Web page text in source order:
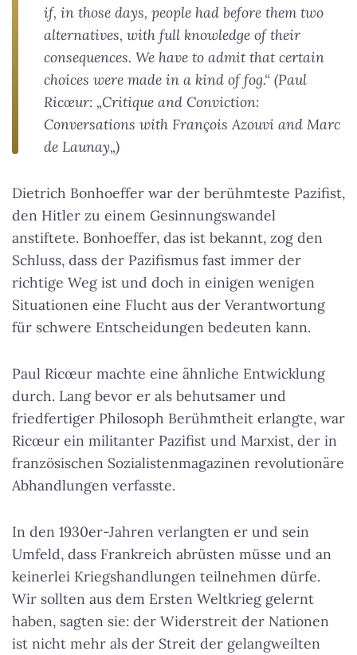
if, in those days, people had before them two
alternatives, with full knowledge of their
consequences. We have to admit that certain
choices were made in a kind of fog.“ (Paul
Ricœur: „Critique and Conviction:
Conversations with François Azouvi and Marc
de Launay„)
Dietrich Bonhoeffer war der berühmteste Pazifist,
den Hitler zu einem Gesinnungswandel
anstiftete. Bonhoeffer, das ist bekannt, zog den
Schluss, dass der Pazifismus fast immer der
richtige Weg ist und doch in einigen wenigen
Situationen eine Flucht aus der Verantwortung
für schwere Entscheidungen bedeuten kann.
Paul Ricœur machte eine ähnliche Entwicklung
durch. Lang bevor er als behutsamer und
friedfertiger Philosoph Berühmtheit erlangte, war
Ricœur ein militanter Pazifist und Marxist, der in
französischen Sozialistenmagazinen revolutionäre
Abhandlungen verfasste.
In den 1930er-Jahren verlangten er und sein
Umfeld, dass Frankreich abrüsten müsse und an
keinerlei Kriegshandlungen teilnehmen dürfe.
Wir sollten aus dem Ersten Weltkrieg gelernt
haben, sagten sie: der Widerstreit der Nationen
ist nicht mehr als der Streit der gelangweilten